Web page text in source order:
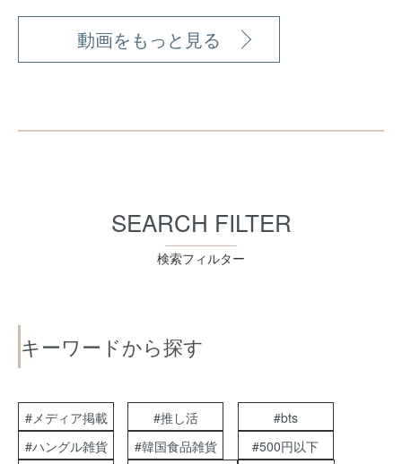
動画をもっと見る
SEARCH FILTER
検索フィルター
キーワードから探す
#メディア掲載 #推し活
#bts
#ハングル雑貨
#韓国食品雑貨
#500円以下